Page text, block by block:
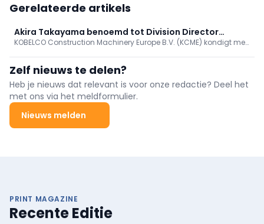
Gerelateerde artikels
Akira Takayama benoemd tot Division Director
Cranes Division Kobelco
KOBELCO Construction Machinery Europe B.V. (KCME) kondigt met
Zelf nieuws te delen?
Heb je nieuws dat relevant is voor onze redactie? Deel het
met ons via het meldformulier.
Nieuws melden
PRINT MAGAZINE
Recente Editie